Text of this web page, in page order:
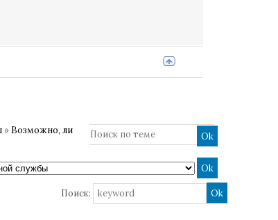
» Возможно, ли
Поиск: